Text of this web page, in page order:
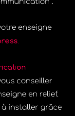
enseigne
conseiller
en relief.
à installer grâce